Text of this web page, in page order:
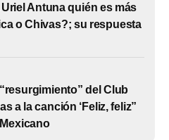
Antuna quién es más
o Chivas?; su respuesta
del Club
a la canción ‘Feliz, feliz”